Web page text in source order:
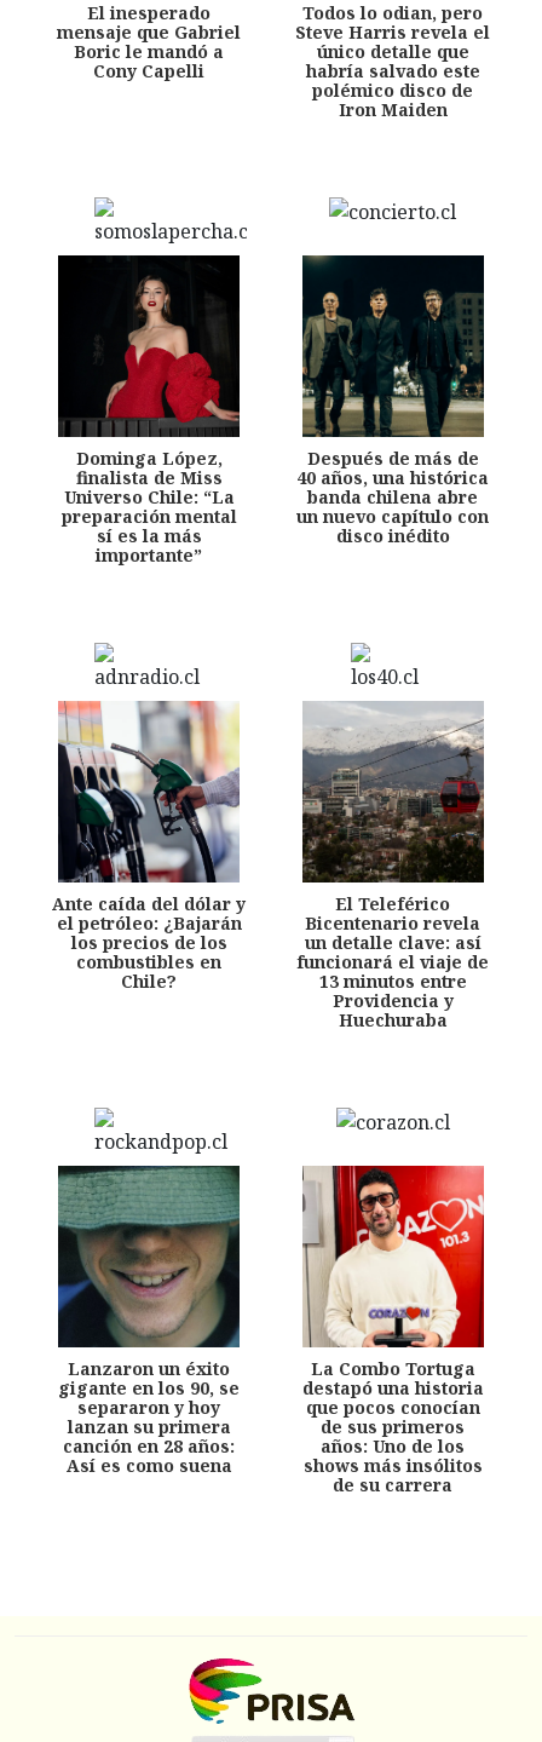
El inesperado
mensaje que Gabriel
Boric le mandó a
Cony Capelli
Todos lo odian, pero
Steve Harris revela el
único detalle que
habría salvado este
polémico disco de
Iron Maiden
Dominga López,
finalista de Miss
Universo Chile: “La
preparación mental
sí es la más
importante”
Después de más de
40 años, una histórica
banda chilena abre
un nuevo capítulo con
disco inédito
Ante caída del dólar y
el petróleo: ¿Bajarán
los precios de los
combustibles en
Chile?
El Teleférico
Bicentenario revela
un detalle clave: así
funcionará el viaje de
13 minutos entre
Providencia y
Huechuraba
Lanzaron un éxito
gigante en los 90, se
separaron y hoy
lanzan su primera
canción en 28 años:
Así es como suena
La Combo Tortuga
destapó una historia
que pocos conocían
de sus primeros
años: Uno de los
shows más insólitos
de su carrera